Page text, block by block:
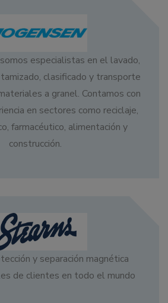
especialistas en el lavado,
clasificado y transporte
a granel. Contamos con
en sectores como reciclaje,
farmacéutico, alimentación y
construcción.
y separación magnética
de clientes en todo el mundo